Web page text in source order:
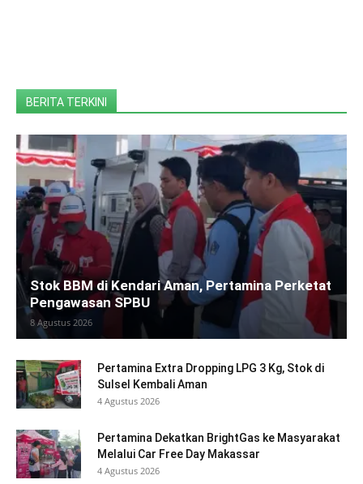
BERITA TERKINI
Stok BBM di Kendari Aman, Pertamina Perketat
Pengawasan SPBU
8 Agustus 2026
Pertamina Extra Dropping LPG 3 Kg, Stok di
Sulsel Kembali Aman
4 Agustus 2026
Pertamina Dekatkan BrightGas ke Masyarakat
Melalui Car Free Day Makassar
4 Agustus 2026